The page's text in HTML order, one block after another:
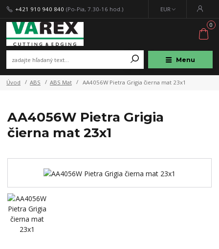
Menu
EUR
+421 910 940 840 (Po-Pia, 7.30-16 hod.)
0
Úvod ABS ABS Mat AA4056W Pietra Grigia čierna mat 23x1
AA4056W Pietra Grigia
čierna mat 23x1